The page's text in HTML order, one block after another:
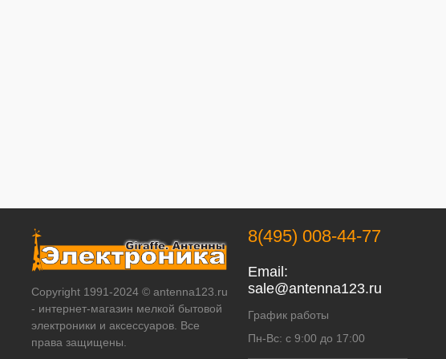
Copyright 1991-2024 © antenna123.ru
- интернет-магазин мелкой бытовой
электроники и аксессуаров. Все
права защищены.
8(495) 008-44-77
Email:
sale@antenna123.ru
График работы
Пн-Вс: с 9:00 до 17:00